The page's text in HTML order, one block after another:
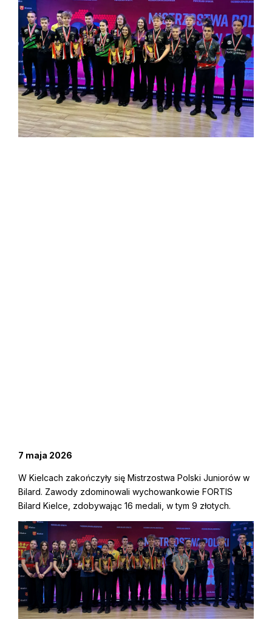
7 maja 2026
W Kielcach zakończyły się Mistrzostwa Polski Juniorów w
Bilard. Zawody zdominowali wychowankowie FORTIS
Bilard Kielce, zdobywając 16 medali, w tym 9 złotych.